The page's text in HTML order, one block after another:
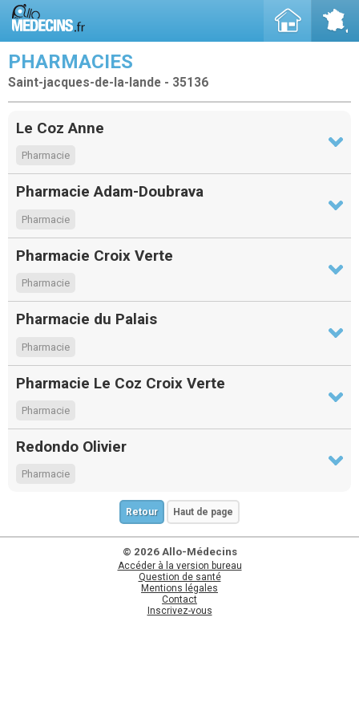
PHARMACIES
Saint-jacques-de-la-lande - 35136
Le Coz Anne
Pharmacie
Pharmacie Adam-Doubrava
Pharmacie
Pharmacie Croix Verte
Pharmacie
Pharmacie du Palais
Pharmacie
Pharmacie Le Coz Croix Verte
Pharmacie
Redondo Olivier
Pharmacie
Retour Haut de page
© 2026 Allo-Médecins
Accéder à la version bureau
Question de santé
Mentions légales
Contact
Inscrivez-vous